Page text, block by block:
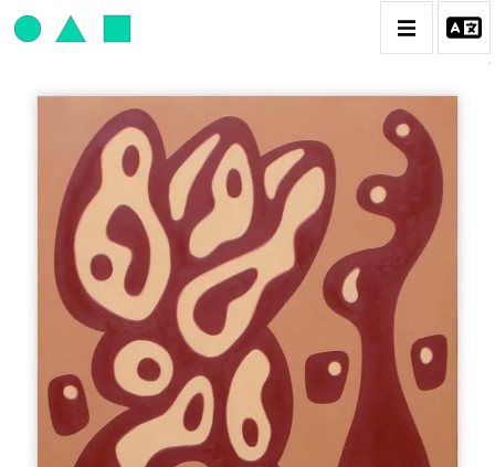
JEAN-PAUL THAÉRON
BIOGRAPHIE
CATALOGUE DES OEUVRES
OBJET / SIGNE
PEINTURE
SCULPTURE
CONTACT